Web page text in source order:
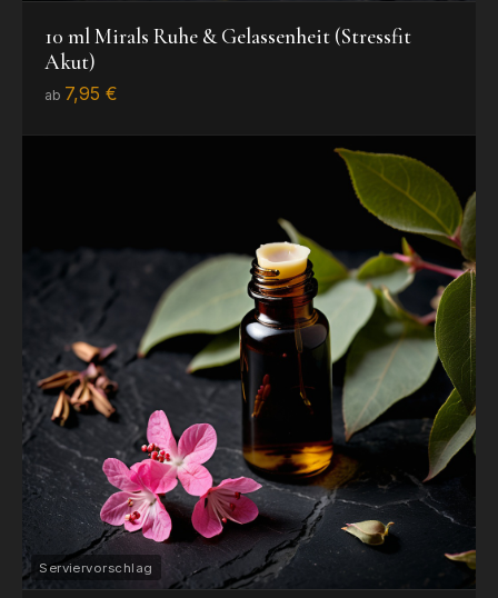
10 ml Mirals Ruhe & Gelassenheit (Stressfit
Akut)
ab 7,95 €